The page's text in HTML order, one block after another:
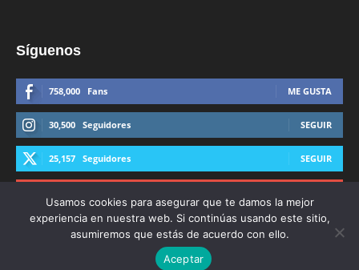
Síguenos
758,000 Fans ME GUSTA
30,500 Seguidores SEGUIR
25,157 Seguidores SEGUIR
© Derechos Reservados AFmedios 2021
Usamos cookies para asegurar que te damos la mejor
experiencia en nuestra web. Si continúas usando este sitio,
asumiremos que estás de acuerdo con ello.
Aceptar